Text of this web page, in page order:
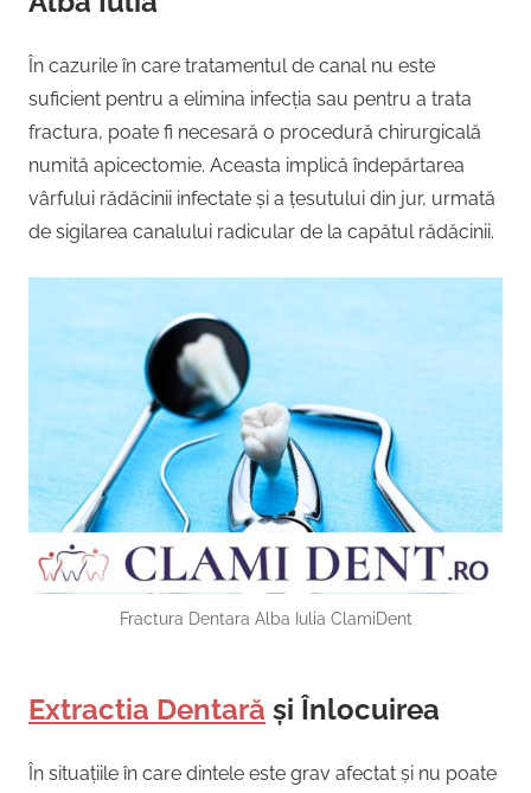
În cazurile în care tratamentul de canal nu este
suficient pentru a elimina infecția sau pentru a trata
fractura, poate fi necesară o procedură chirurgicală
numită apicectomie. Aceasta implică îndepărtarea
vârfului rădăcinii infectate și a țesutului din jur, urmată
de sigilarea canalului radicular de la capătul rădăcinii.
Fractura Dentara Alba Iulia ClamiDent
Extractia Dentară și Înlocuirea
În situațiile în care dintele este grav afectat și nu poate